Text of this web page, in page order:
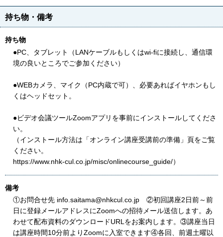
持ち物・備考
持ち物
●PC、タブレット（LANケーブルもしくはwi-fiに接続し、通信環
境の良いところでご参加ください）
●WEBカメラ、マイク（PC内蔵で可）、必要あればイヤホンもし
くはヘッドセット。
●ビデオ会議ツールZoomアプリを事前にインストールしてくださ
い。
（インストール方法は「オンライン講座受講前の準備」頁をご覧
ください。
https://www.nhk-cul.co.jp/misc/onlinecourse_guide/）
備考
①お問合せ先 info.saitama@nhkcul.co.jp ②初回講座2日前～前
日に登録メールアドレスにZoomへの招待メール送信します。あ
わせて配布資料のダウンロードURLをお案内します。③講座当日
は講座時間10分前よりZoomに入室できます④各回、前週土曜以